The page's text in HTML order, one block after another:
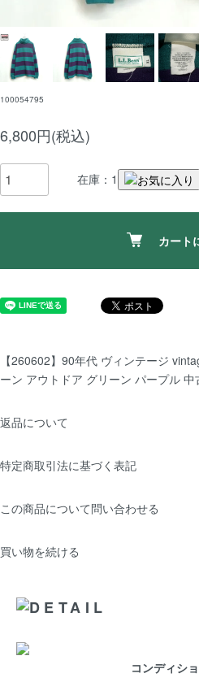
100054795
6,800円(税込)
在庫：1
カート
【260602】90年代 ヴィンテージ
ーン アウトドア グリーン パープル
返品について
特定商取引法に基づく表記
この商品について問い合わせる
買い物を続ける
コンディシ